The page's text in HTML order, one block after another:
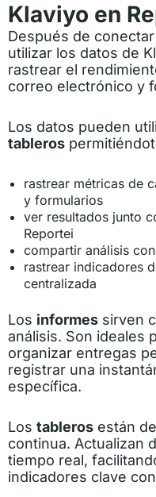
Klaviyo en
Después de
utilizar los datos de
rastrear el
correo electrónico y
Los datos pueden
tableros
rastrear métricas de
y formularios
ver resultados junto
Reportei
compartir análisis
rastrear indicadores
centralizada
Los informes sirven
análisis. Son ideales
organizar entregas
registrar una
específica.
Los tableros están
continua. Actualizan
tiempo real,
indicadores clave